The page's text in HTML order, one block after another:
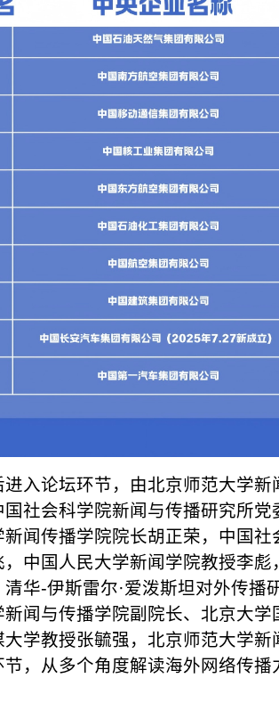
入论坛环节，由北京师范大学
社会科学院新闻与传播研究所
闻传播学院院长胡正荣，中国社
中国人民大学新闻学院教授李
华-伊斯雷尔·爱泼斯坦对外传播
闻与传播学院副院长、北京大
学教授张毓强，北京师范大学
，从多个角度解读海外网络传